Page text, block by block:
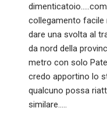
collegamento facile
dare una svolta al
da nord della
metro con solo
credo apportino lo
qualcuno possa
similare…..